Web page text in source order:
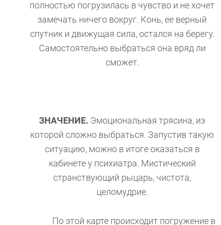
полностью погрузилась в чувство и не хочет
замечать ничего вокруг. Конь, ее верный
спутник и движущая сила, остался на берегу.
Самостоятельно выбраться она вряд ли
сможет.
ЗНАЧЕНИЕ. Эмоциональная трясина, из
которой сложно выбраться. Запустив такую
ситуацию, можно в итоге оказаться в
кабинете у психиатра. Мистический
странствующий рыцарь, чистота,
целомудрие.
По этой карте происходит погружение в